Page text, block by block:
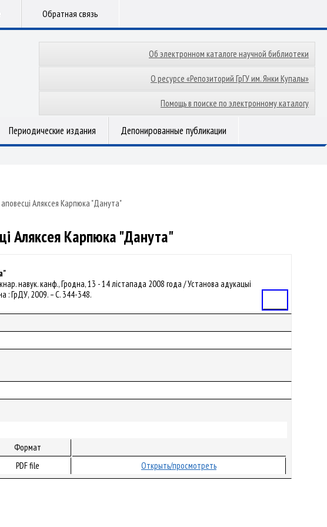
Обратная связь
Об электронном каталоге научной библиотеки
О ресурсе «Репозиторий ГрГУ им. Янки Купалы»
Помощь в поиске по электронному каталогу
Периодические издания Депонированные публикации
Аляксея Карпюка "Данута"
Аляксея Карпюка "Данута"
навук. канф., Гродна, 13 - 14 лістапада 2008 года / Установа адукацыі
: ГрДУ, 2009. – С. 344-348.
Формат
PDF file Открыть/просмотреть